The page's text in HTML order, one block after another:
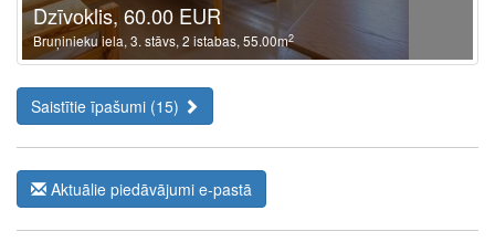
Dzīvoklis, 60.00 EUR
Bruņinieku iela, 3. stāvs, 2 istabas, 55.00m2
Saistītie īpašumi (15)
Aktuālie piedāvājumi e-pastā